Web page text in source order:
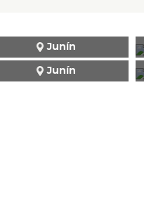
Junín
Junín